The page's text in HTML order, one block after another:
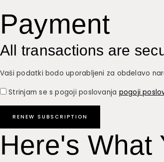
Payment
All transactions are
Vaši podatki bodo uporabljeni za obdelavo
Strinjam se s pogoji poslovanja pogoji
RENEW SUBSCRIPTION
Here's What